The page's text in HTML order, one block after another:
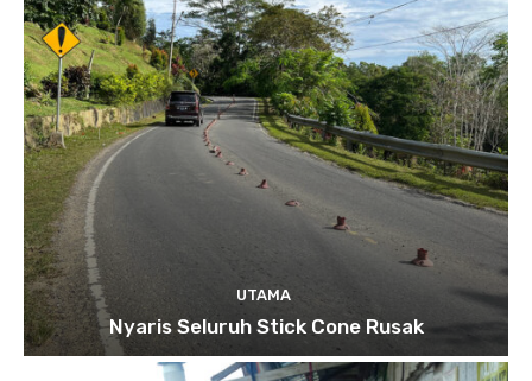
UTAMA
Nyaris Seluruh Stick Cone Rusak